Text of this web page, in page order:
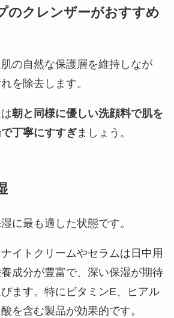
のクレンザーがおすすめ
の自然な保護層を維持しなが
を除去します。
朝と同様に優しい洗顔料で肌を
丁寧にすすぎましょう。
に最も適した状態です。
イトクリームやセラムは日中用
成分が豊富で、深い保湿が期待
ます。特にビタミンE、ヒアル
を含む製品が効果的です。